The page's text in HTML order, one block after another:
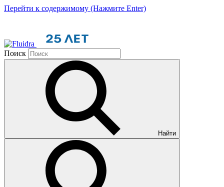
Перейти к содержимому (Нажмите Enter)
Поиск
Найти